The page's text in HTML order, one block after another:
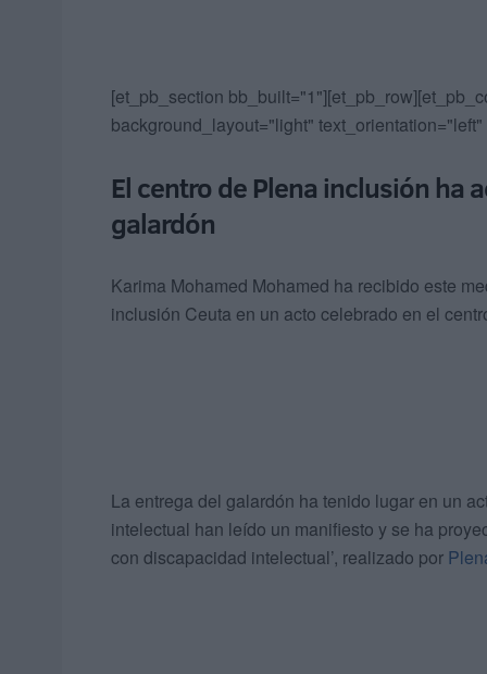
[et_pb_section
background_layout="light"
El centro de Plena inclusión ha
galardón
Karima Mohamed Mohamed ha recibido este
inclusión Ceuta en un acto celebrado en el
La entrega del galardón ha tenido lugar en un
intelectual han leído un manifiesto y se ha
con discapacidad intelectual’, realizado por